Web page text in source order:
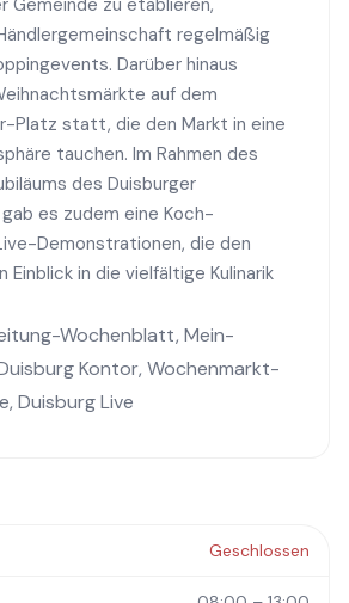
Gemeinde zu etablieren,
regelmäßig
Darüber hinaus
auf dem
Platz statt, die den Markt in eine
tauchen. Im Rahmen des
des Duisburger
es zudem eine Koch-
Demonstrationen, die den
Einblick in die vielfältige Kulinarik
Wochenblatt, Mein-
Kontor, Wochenmarkt-
, Duisburg Live
Geschlossen